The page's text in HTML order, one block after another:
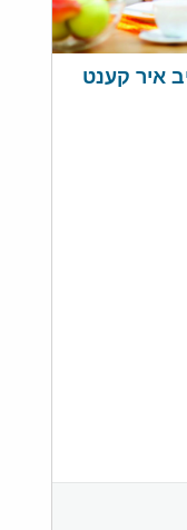
איר קענט